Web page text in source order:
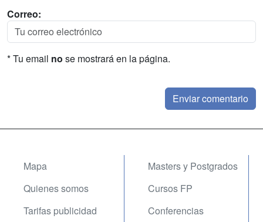
Correo:
* Tu email no se mostrará en la página.
Mapa
Quienes somos
Tarifas publicidad
Masters y Postgrados
Cursos FP
Conferencias